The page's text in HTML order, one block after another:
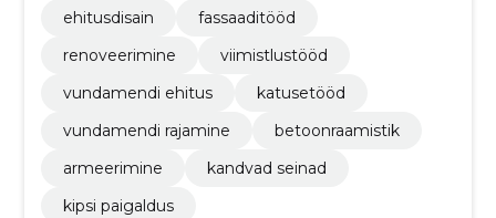
ehitusdisain
fassaaditööd
renoveerimine
viimistlustööd
vundamendi ehitus
katusetööd
vundamendi rajamine
betoonraamistik
armeerimine
kandvad seinad
kipsi paigaldus